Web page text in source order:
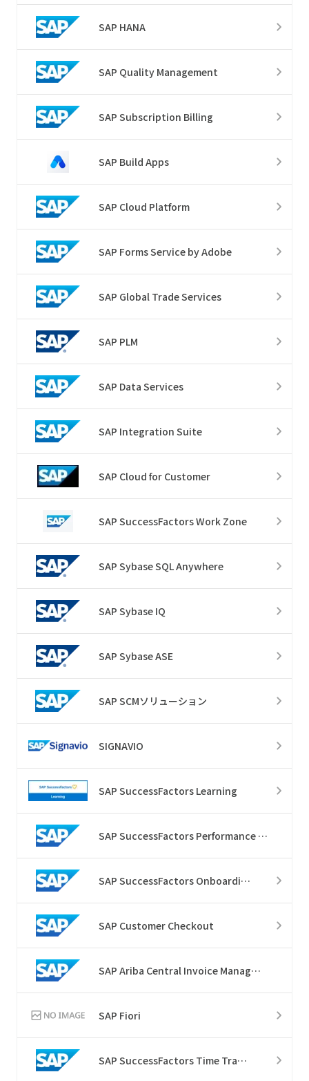
SAP HANA
SAP Quality Management
SAP Subscription Billing
SAP Build Apps
SAP Cloud Platform
SAP Forms Service by Adobe
SAP Global Trade Services
SAP PLM
SAP Data Services
SAP Integration Suite
SAP Cloud for Customer
SAP SuccessFactors Work Zone
SAP Sybase SQL Anywhere
SAP Sybase IQ
SAP Sybase ASE
SAP SCMソリューション
SIGNAVIO
SAP SuccessFactors Learning
SAP SuccessFactors Performance & Goals
SAP SuccessFactors Onboarding
SAP Customer Checkout
SAP Ariba Central Invoice Management​
SAP Fiori
SAP SuccessFactors Time Tracking